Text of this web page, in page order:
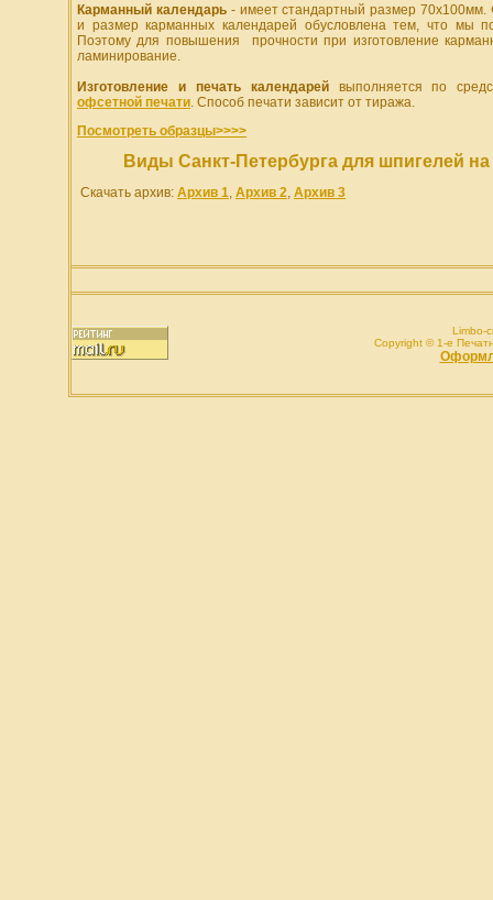
Карманный календарь- имеет стандартный размер 70х100мм.
и размер карманных календарей обусловлена тем, что мы
Поэтому для повышения прочности при изготовление
ламинирование.
Изготовление и печать календарейвыполняется по
офсетной печати . Способ печати зависит от тиража.
Посмотреть образцы>>>>
Виды Санкт-Петербурга для шпигелей
Скачать архив: Архив 1 Архив 2 Архив 3
Limbo-
Copyright © 1-e